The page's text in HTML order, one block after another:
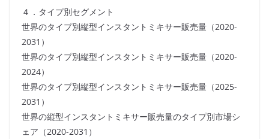
４．タイプ別セグメント
世界のタイプ別縦型インスタントミキサー販売量（2020-
2031）
世界のタイプ別縦型インスタントミキサー販売量（2020-
2024）
世界のタイプ別縦型インスタントミキサー販売量（2025-
2031）
世界の縦型インスタントミキサー販売量のタイプ別市場シ
ェア（2020-2031）